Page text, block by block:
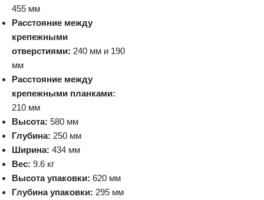
455 мм
Расстояние между
крепежными
отверстиями: 240 мм и 190
мм
Расстояние между
крепежными планками:
210 мм
Высота: 580 мм
Глубина: 250 мм
Ширина: 434 мм
Вес: 9.6 кг
Высота упаковки: 620 мм
Глубина упаковки: 295 мм